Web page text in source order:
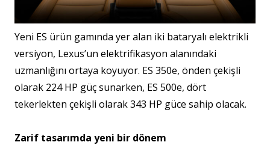
Yeni ES ürün gamında yer alan iki bataryalı elektrikli
versiyon, Lexus’un elektrifikasyon alanındaki
uzmanlığını ortaya koyuyor. ES 350e, önden çekişli
olarak 224 HP güç sunarken, ES 500e, dört
tekerlekten çekişli olarak 343 HP güce sahip olacak.
Zarif tasarımda yeni bir dönem